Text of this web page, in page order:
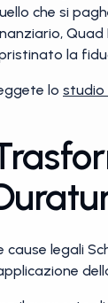
che si
la
lo studio
cause legali